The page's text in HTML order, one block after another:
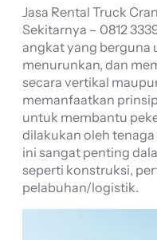
Jasa Rental Truck
Sekitarnya – 0812
angkat yang berguna
menurunkan, dan
secara vertikal
memanfaatkan
untuk membantu
dilakukan oleh
ini sangat penting
seperti konstruksi,
pelabuhan/logistik.